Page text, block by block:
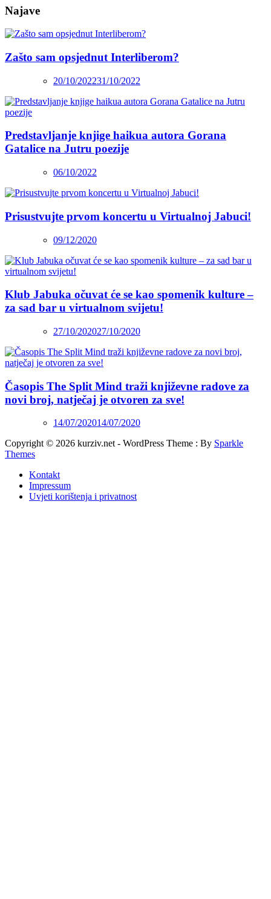
Najave
Zašto sam opsjednut Interliberom?
20/10/202231/10/2022
Predstavljanje knjige haikua autora Gorana
Gatalice na Jutru poezije
06/10/2022
Prisustvujte prvom koncertu u Virtualnoj Jabuci!
09/12/2020
Klub Jabuka očuvat će se kao spomenik kulture –
za sad bar u virtualnom svijetu!
27/10/202027/10/2020
Časopis The Split Mind traži književne radove za
novi broj, natječaj je otvoren za sve!
14/07/202014/07/2020
Copyright © 2026 kurziv.net - WordPress Theme : By Sparkle
Themes
Kontakt
Impressum
Uvjeti korištenja i privatnost